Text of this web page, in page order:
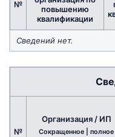
№
повышению
квалификации
Сведений нет.
№
Организация / ИП
Сокращенное | полное